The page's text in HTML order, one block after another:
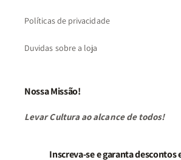
Políticas de privacidade
Duvidas sobre a loja
Nossa Missão!
Levar Cultura ao alcance de todos!
Inscreva-se e garanta descontos